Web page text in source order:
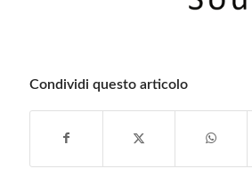
Condividi questo articolo